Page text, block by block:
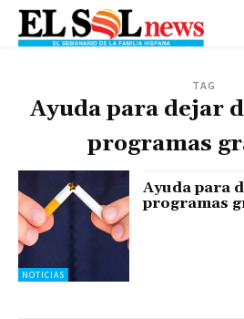
TAG
Ayuda para dejar
programas
NOTICIAS
Ayuda para
programas